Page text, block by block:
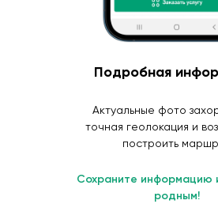
Подробная
Актуальные фото
точная геолокация и
построить
Сохраните информацию
родным!